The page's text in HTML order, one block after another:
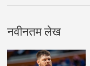
नवीनतम लेख